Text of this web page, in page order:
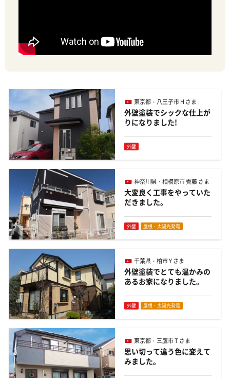
東京都・八王子市 H さま
外壁塗装でシックな仕上が
りになりました!
外壁
神奈川県・相模原市 齊藤 さま
大変良く工事をやっていた
だきました。
外壁 屋根・太陽光発電
千葉県・柏市 Y さま
外壁塗装でとても温かみの
あるお家になりました。
外壁 屋根・太陽光発電
東京都・三鷹市 T さま
思い切って違う色に変えて
みました。